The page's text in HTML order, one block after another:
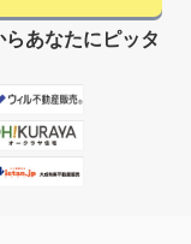
らあなたにピッタ